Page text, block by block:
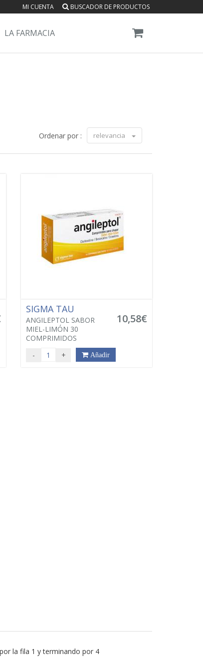
MI CUENTA BUSCADOR DE PRODUCTOS
LA FARMACIA
Ordenar por : relevancia
SIGMA TAU
ANGILEPTOL SABOR
MIEL-LIMÓN 30
COMPRIMIDOS
10,58€
- + Añadir
la fila 1 y terminando por 4